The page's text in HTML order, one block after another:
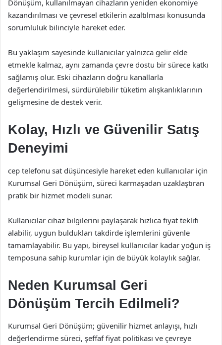
Dönüşüm, kullanılmayan cihazların yeniden ekonomiye
kazandırılması ve çevresel etkilerin azaltılması konusunda
sorumluluk bilinciyle hareket eder.
Bu yaklaşım sayesinde kullanıcılar yalnızca gelir elde
etmekle kalmaz, aynı zamanda çevre dostu bir sürece katkı
sağlamış olur. Eski cihazların doğru kanallarla
değerlendirilmesi, sürdürülebilir tüketim alışkanlıklarının
gelişmesine de destek verir.
Kolay, Hızlı ve Güvenilir Satış
Deneyimi
cep telefonu sat düşüncesiyle hareket eden kullanıcılar için
Kurumsal Geri Dönüşüm, süreci karmaşadan uzaklaştıran
pratik bir hizmet modeli sunar.
Kullanıcılar cihaz bilgilerini paylaşarak hızlıca fiyat teklifi
alabilir, uygun buldukları takdirde işlemlerini güvenle
tamamlayabilir. Bu yapı, bireysel kullanıcılar kadar yoğun iş
temposuna sahip kurumlar için de büyük kolaylık sağlar.
Neden Kurumsal Geri
Dönüşüm Tercih Edilmeli?
Kurumsal Geri Dönüşüm; güvenilir hizmet anlayışı, hızlı
değerlendirme süreci, şeffaf fiyat politikası ve çevreye